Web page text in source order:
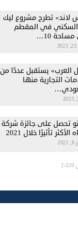
لاند» تطرح مشروع ليك
السكني في المقطم
10…
العرب» يستقبل عددًا من
التجارية منها
تحصل على جائزة شركة
الأكثر تأثيرًا خلال 2021